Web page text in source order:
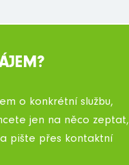
o konkrétní službu,
jen na něco zeptat,
pište přes kontaktní